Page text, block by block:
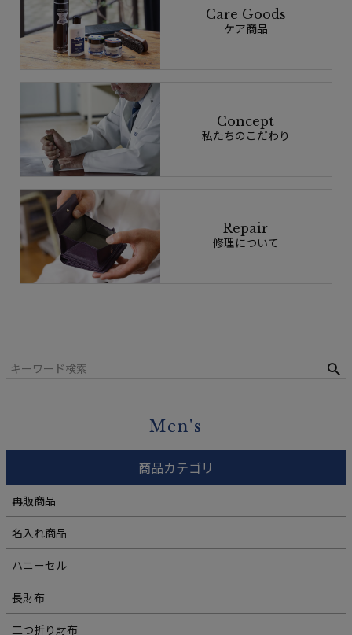
Men's
商品カテゴリ
再販商品
名入れ商品
ハニーセル
長財布
二つ折り財布
Care Goods
ケア商品
Concept
私たちのこだわり
Repair
修理について